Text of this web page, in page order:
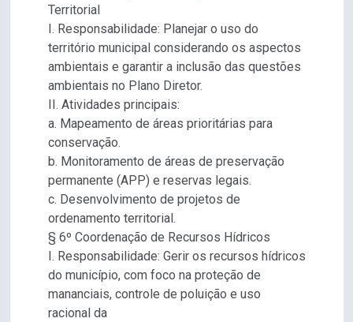
Territorial
I. Responsabilidade: Planejar o uso do
território municipal considerando os aspectos
ambientais e garantir a inclusão das questões
ambientais no Plano Diretor.
II. Atividades principais:
a. Mapeamento de áreas prioritárias para
conservação.
b. Monitoramento de áreas de preservação
permanente (APP) e reservas legais.
c. Desenvolvimento de projetos de
ordenamento territorial.
§ 6º Coordenação de Recursos Hídricos
I. Responsabilidade: Gerir os recursos hídricos
do município, com foco na proteção de
mananciais, controle de poluição e uso
racional da